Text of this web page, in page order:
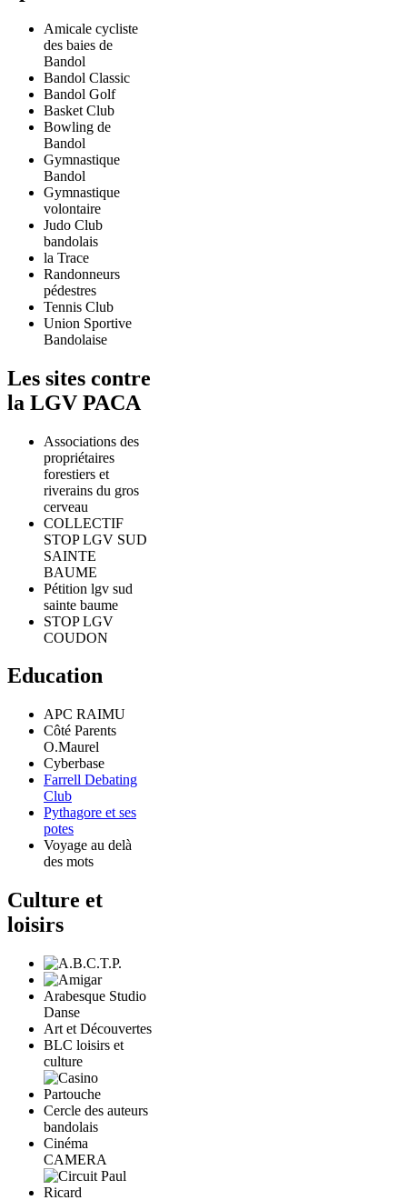
Amicale cycliste
des baies de
Bandol
Bandol Classic
Bandol Golf
Basket Club
Bowling de
Bandol
Gymnastique
Bandol
Gymnastique
volontaire
Judo Club
bandolais
la Trace
Randonneurs
pédestres
Tennis Club
Union Sportive
Bandolaise
Les sites contre
la LGV PACA
Associations des
propriétaires
forestiers et
riverains du gros
cerveau
COLLECTIF
STOP LGV SUD
SAINTE
BAUME
Pétition lgv sud
sainte baume
STOP LGV
COUDON
Education
APC RAIMU
Côté Parents
O.Maurel
Cyberbase
Farrell Debating
Club
Pythagore et ses
potes
Voyage au delà
des mots
Culture et
loisirs
Arabesque Studio
Danse
Art et Découvertes
BLC loisirs et
culture
Cercle des auteurs
bandolais
Cinéma
CAMERA